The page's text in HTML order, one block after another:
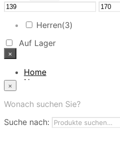
Herren(3)
Auf Lager
×
Home
News
App
Nutzungbedingungen
×
Wonach suchen Sie?
Suche nach: